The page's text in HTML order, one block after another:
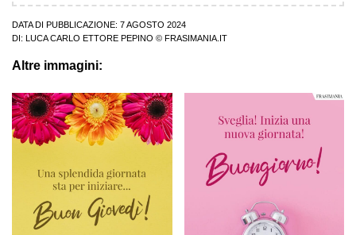
DATA DI PUBBLICAZIONE: 7 AGOSTO 2024
DI:
LUCA CARLO ETTORE PEPINO © FRASIMANIA.IT
Altre immagini: